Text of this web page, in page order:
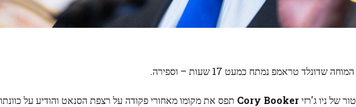
טראמפ נמתח כמעט 17 שעות – וספירה.
Cory Booker תפס את מקומו מאחורי פקודה על רצפת הסנאט והודיע ​​על